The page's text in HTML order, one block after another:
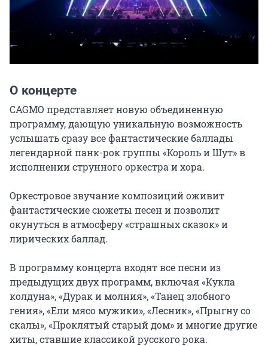
О концерте
CAGMO представляет новую объединенную
программу, дающую уникальную возможность
услышать сразу все фантастические баллады
легендарной панк-рок группы «Король и Шут» в
исполнении струнного оркестра и хора.
Оркестровое звучание композиций оживит
фантастические сюжеты песен и позволит
окунуться в атмосферу «страшных сказок» и
лирических баллад.
В программу концерта входят все песни из
предыдущих двух программ, включая «Кукла
колдуна», «Дурак и молния», «Танец злобного
гения», «Ели мясо мужики», «Лесник», «Прыгну со
скалы», «Проклятый старый дом» и многие другие
хиты, ставшие классикой русского рока.